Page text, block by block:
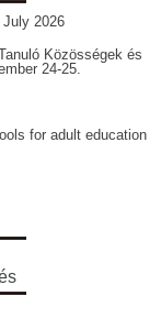
2026
Közösségek és
24-25.
for adult education